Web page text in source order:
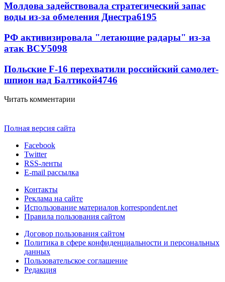
Молдова задействовала стратегический запас
воды из-за обмеления Днестра6195
РФ активизировала "летающие радары" из-за
атак ВСУ5098
Польские F-16 перехватили российский самолет-
шпион над Балтикой4746
Читать комментарии
Полная версия сайта
Facebook
Twitter
RSS-ленты
E-mail рассылка
Контакты
Реклама на сайте
Использование материалов korrespondent.net
Правила пользования сайтом
Договор пользования сайтом
Политика в сфере конфиденциальности и персональных
данных
Пользовательское соглашение
Редакция